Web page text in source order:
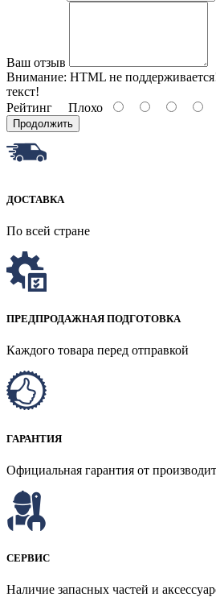
Ваш отзыв
Внимание: HTML не
текст!
Рейтинг Плохо
Продолжить
ДОСТАВКА
По всей стране
ПРЕДПРОДАЖНАЯ ПОДГОТОВКА
Каждого товара перед отправкой
ГАРАНТИЯ
Официальная гарантия от
СЕРВИС
Наличие запасных частей и